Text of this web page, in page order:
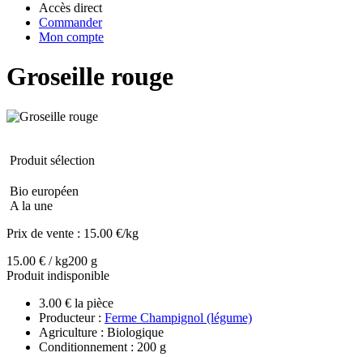
Accès direct
Commander
Mon compte
Groseille rouge
Produit sélection
Bio européen
A la une
Prix de vente : 15.00 €/kg
15.00 € / kg200 g
Produit indisponible
3.00 € la pièce
Producteur : Ferme Champignol (légume)
Agriculture : Biologique
Conditionnement : 200 g